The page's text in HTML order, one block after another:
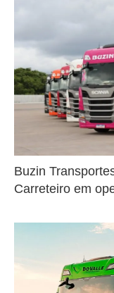
Buzin
Carreteiro em